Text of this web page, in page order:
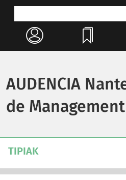
AUDENCIA
de Management
TIPIAK